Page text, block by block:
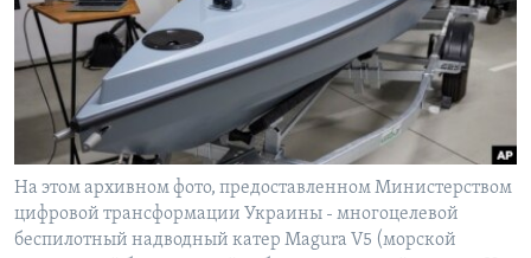
Learning English
СОЦИАЛЬНЫЕ СЕТИ
Языки
На этом архивном фото, предоставленном Министерством
цифровой трансформации Украины - многоцелевой
беспилотный надводный катер Magura V5 (морской